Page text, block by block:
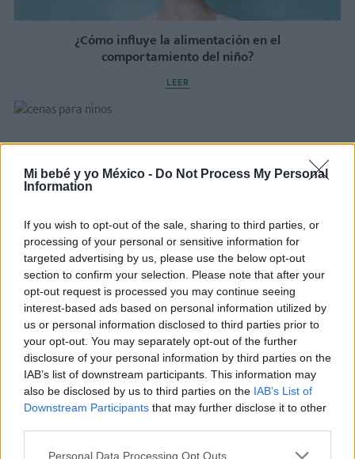
Mi bebé y yo México - Do Not Process My Personal
Information
If you wish to opt-out of the sale, sharing to third parties, or
processing of your personal or sensitive information for
targeted advertising by us, please use the below opt-out
section to confirm your selection. Please note that after your
opt-out request is processed you may continue seeing
interest-based ads based on personal information utilized by
us or personal information disclosed to third parties prior to
your opt-out. You may separately opt-out of the further
disclosure of your personal information by third parties on the
IAB’s list of downstream participants. This information may
also be disclosed by us to third parties on the IAB’s List of
Downstream Participants that may further disclose it to other
Personal Data Processing Opt Outs
¿Cómo influye la alimentación en el
comportamiento del niño?
LEER
Cenas saludables para niños: 25 recetas fáciles,
sanas y nutritivas
LEER